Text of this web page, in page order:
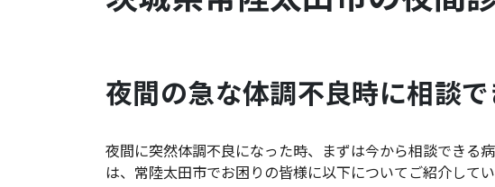
夜間の急な体調不良時に相談
夜間に突然体調不良になった時、まずは今から相談できる
は、 常陸太田市でお困りの皆様に以下についてご紹介してい